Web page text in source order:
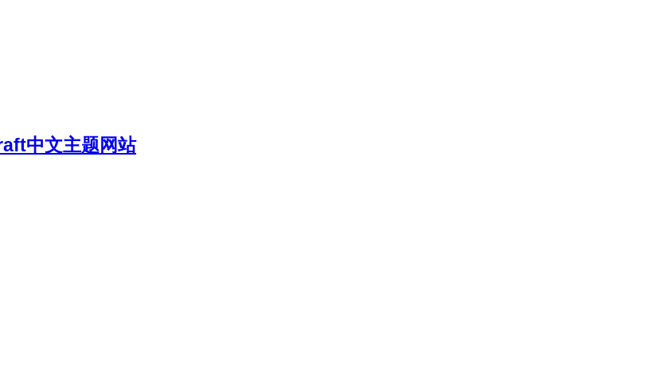
中文主题网站